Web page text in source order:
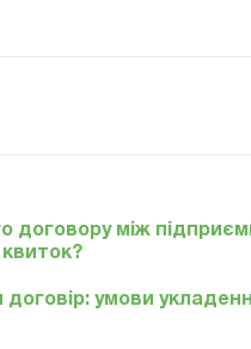
договору між
квиток?
умови